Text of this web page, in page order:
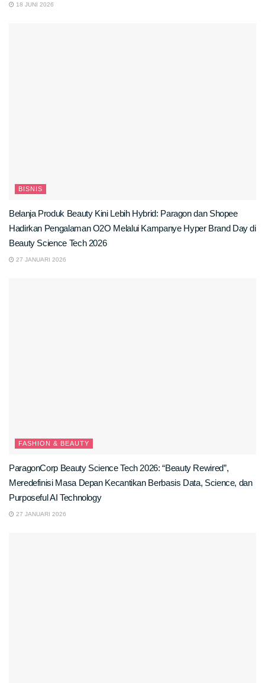
18 JUNI 2026
BISNIS
Belanja Produk Beauty Kini Lebih Hybrid: Paragon dan Shopee
Hadirkan Pengalaman O2O Melalui Kampanye Hyper Brand Day di
Beauty Science Tech 2026
27 JANUARI 2026
FASHION & BEAUTY
ParagonCorp Beauty Science Tech 2026: “Beauty Rewired”,
Meredefinisi Masa Depan Kecantikan Berbasis Data, Science, dan
Purposeful AI Technology
27 JANUARI 2026